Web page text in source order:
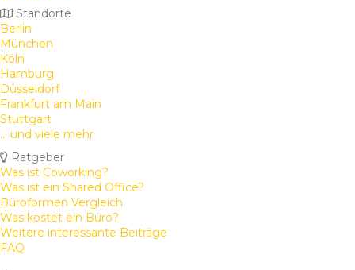
Standorte
Berlin
München
Köln
Hamburg
Düsseldorf
Frankfurt am Main
Stuttgart
... und viele mehr
Ratgeber
Was ist Coworking?
Was ist ein Shared Office?
Büroformen Vergleich
Was kostet ein Büro?
Weitere interessante Beiträge
FAQ